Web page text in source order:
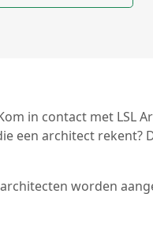
in contact met LSL
een architect rekent?
worden